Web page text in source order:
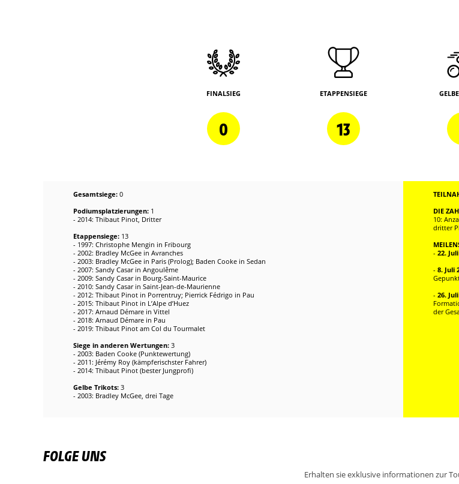
FINALSIEG
0
ETAPPENSIEGE
13
Gesamtsiege: 0
Podiumsplatzierungen: 1
- 2014: Thibaut Pinot, Dritter
Etappensiege: 13
- 1997: Christophe Mengin in Fribourg
- 2002: Bradley McGee in Avranches
- 2003: Bradley McGee in Paris (Prolog); Baden Cooke in Sedan
- 2007: Sandy Casar in Angoulême
- 2009: Sandy Casar in Bourg-Saint-Maurice
- 2010: Sandy Casar in Saint-Jean-de-Maurienne
- 2012: Thibaut Pinot in Porrentruy; Pierrick Fédrigo in Pau
- 2015: Thibaut Pinot in L’Alpe d’Huez
- 2017: Arnaud Démare in Vittel
- 2018: Arnaud Démare in Pau
- 2019: Thibaut Pinot am Col du Tourmalet
Siege in anderen Wertungen: 3
- 2003: Baden Cooke (Punktewertung)
- 2011: Jérémy Roy (kämpferischster Fahrer)
- 2014: Thibaut Pinot (bester Jungprofi)
Gelbe Trikots: 3
- 2003: Bradley McGee, drei Tage
DIE
10:
dritter
- 22.
- 8. Juli
- 26.
der
FOLGE UNS
Erhalten sie exklusive informationen zur